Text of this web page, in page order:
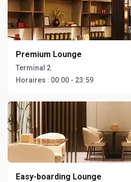
Premium Lounge
Terminal 2
Horaires : 00:00 - 23:59
Easy-boarding Lounge